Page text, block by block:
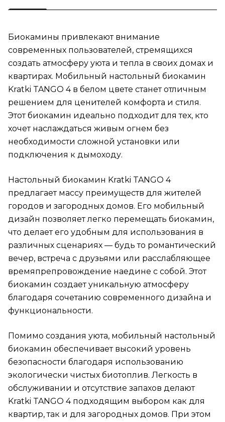
Биокамины привлекают внимание
современных пользователей, стремящихся
создать атмосферу уюта и тепла в своих домах и
квартирах. Мобильный настольный биокамин
Kratki TANGO 4 в белом цвете станет отличным
решением для ценителей комфорта и стиля.
Этот биокамин идеально подходит для тех, кто
хочет наслаждаться живым огнем без
необходимости сложной установки или
подключения к дымоходу.
Настольный биокамин Kratki TANGO 4
предлагает массу преимуществ для жителей
городов и загородных домов. Его мобильный
дизайн позволяет легко перемещать биокамин,
что делает его удобным для использования в
различных сценариях — будь то романтический
вечер, встреча с друзьями или расслабляющее
времяпрепровождение наедине с собой. Этот
биокамин создает уникальную атмосферу
благодаря сочетанию современного дизайна и
функциональности.
Помимо создания уюта, мобильный настольный
биокамин обеспечивает высокий уровень
безопасности благодаря использованию
экологически чистых биотоплив. Легкость в
обслуживании и отсутствие запахов делают
Kratki TANGO 4 подходящим выбором как для
квартир, так и для загородных домов. При этом